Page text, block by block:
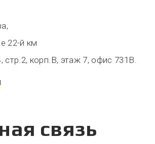
22-й км
стр.2, корп.В, этаж 7, офис 731В.
связь